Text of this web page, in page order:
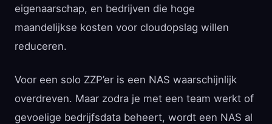
eigenaarschap, en bedrijven die hoge
maandelijkse kosten voor cloudopslag willen
reduceren.
Voor een solo ZZP’er is een NAS waarschijnlijk
overdreven. Maar zodra je met een team werkt of
gevoelige bedrijfsdata beheert, wordt een NAS al